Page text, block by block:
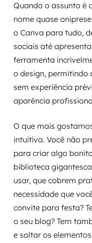
Quando o assunto é
nome quase
o Canva para tudo,
sociais até
ferramenta
o design, permitindo
sem experiência
aparência
O que mais
intuitiva. Você não
para criar algo
biblioteca
usar, que cobrem
necessidade que
convite para festa?
o seu blog? Tem
e soltar os